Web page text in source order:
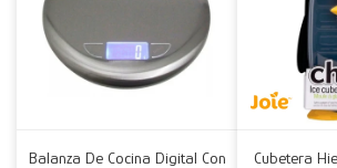
Balanza De Cocina Digital Con
Cubetera